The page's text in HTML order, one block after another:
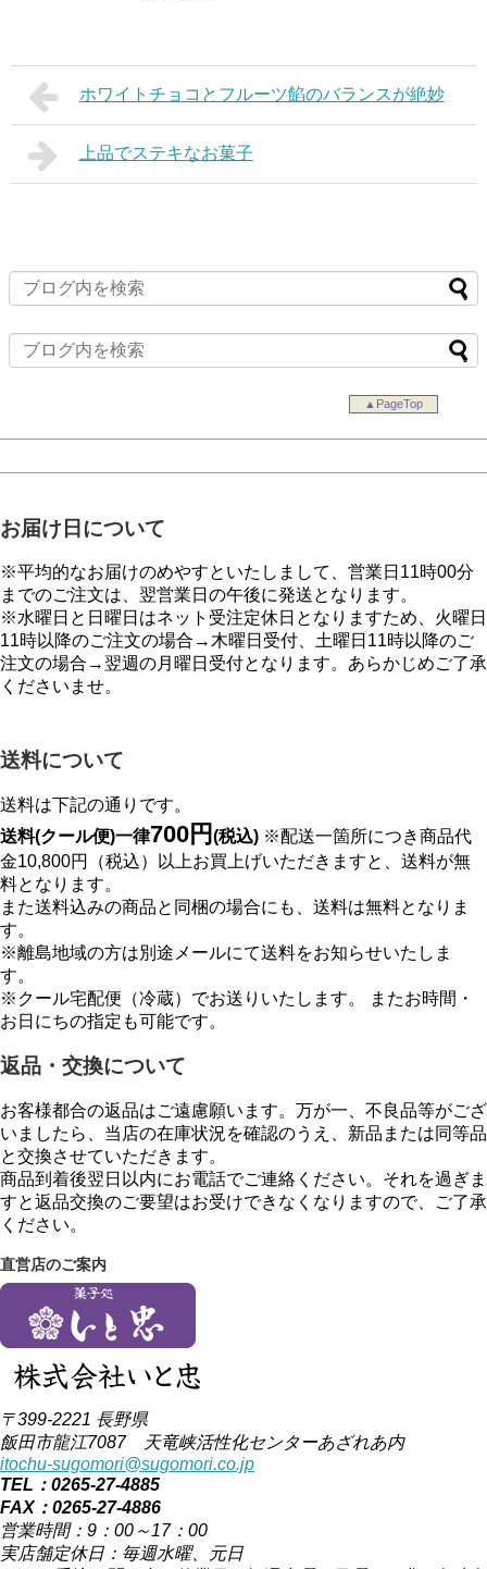
ホワイトチョコとフルーツ餡のバランスが絶妙
上品でステキなお菓子
▲PageTop
お届け日について
※平均的なお届けのめやすといたしまして、営業日11時00分
までのご注文は、翌営業日の午後に発送となります。
※水曜日と日曜日はネット受注定休日となりますため、火曜日
11時以降のご注文の場合→木曜日受付、土曜日11時以降のご
注文の場合→翌週の月曜日受付となります。あらかじめご了承
くださいませ。
送料について
送料は下記の通りです。
送料(クール便)一律700円 (税込) ※配送一箇所につき商品代
金10,800円（税込）以上お買上げいただきますと、送料が無
料となります。
また送料込みの商品と同梱の場合にも、送料は無料となりま
す。
※離島地域の方は別途メールにて送料をお知らせいたしま
す。
※クール宅配便（冷蔵）でお送りいたします。 またお時間・
お日にちの指定も可能です。
返品・交換について
お客様都合の返品はご遠慮願います。万が一、不良品等がござ
いましたら、当店の在庫状況を確認のうえ、新品または同等品
と交換させていただきます。
商品到着後翌日以内にお電話でご連絡ください。それを過ぎま
すと返品交換のご要望はお受けできなくなりますので、ご了承
ください。
直営店のご案内
〒399-2221 長野県
飯田市龍江7087 天竜峡活性化センターあざれあ内
itochu-sugomori@sugomori.co.jp
TEL：0265-27-4885
FAX：0265-27-4886
営業時間：9：00～17：00
実店舗定休日：毎週水曜、元日